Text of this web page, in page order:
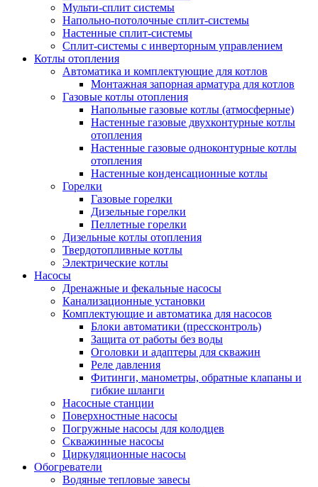
Мульти-сплит системы
Напольно-потолочные сплит-системы
Настенные сплит-системы
Сплит-системы с инверторным управлением
Котлы отопления
Автоматика и комплектующие для котлов
Монтажная запорная арматура для котлов
Газовые котлы отопления
Напольные газовые котлы (атмосферные)
Настенные газовые двухконтурные котлы
отопления
Настенные газовые одноконтурные котлы
отопления
Настенные конденсационные котлы
Горелки
Газовые горелки
Дизельные горелки
Пеллетные горелки
Дизельные котлы отопления
Твердотопливные котлы
Электрические котлы
Насосы
Дренажные и фекальные насосы
Канализационные установки
Комплектующие и автоматика для насосов
Блоки автоматики (прессконтроль)
Защита от работы без воды
Оголовки и адаптеры для скважин
Реле давления
Фитинги, манометры, обратные клапаны и
гибкие шланги
Насосные станции
Поверхностные насосы
Погружные насосы для колодцев
Скважинные насосы
Циркуляционные насосы
Обогреватели
Водяные тепловые завесы